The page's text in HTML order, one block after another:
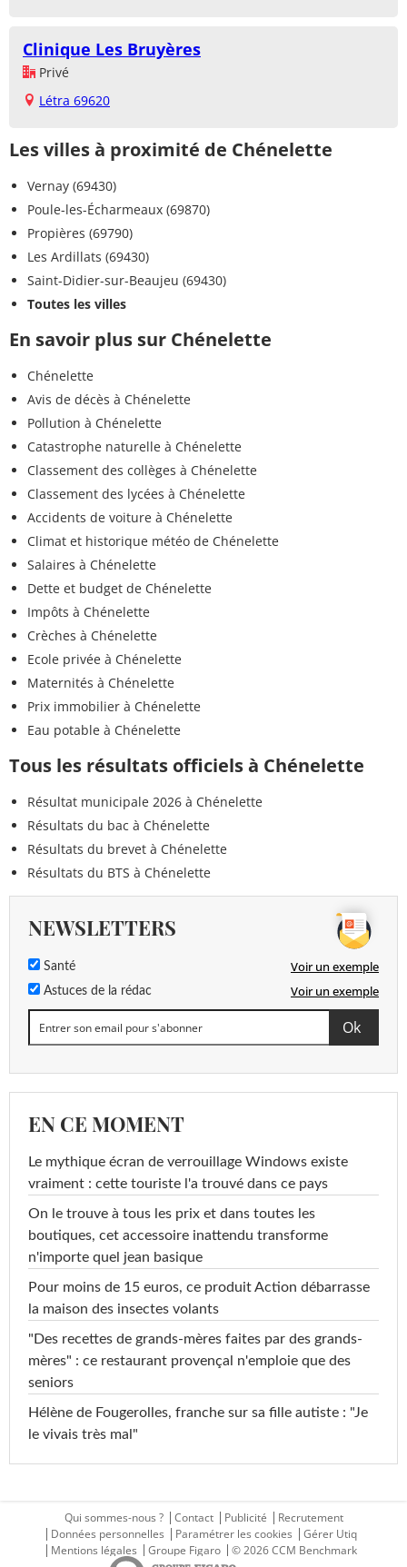
Clinique Les Bruyères
Privé
Létra 69620
Les villes à proximité de Chénelette
Vernay (69430)
Poule-les-Écharmeaux (69870)
Propières (69790)
Les Ardillats (69430)
Saint-Didier-sur-Beaujeu (69430)
Toutes les villes
En savoir plus sur Chénelette
Chénelette
Avis de décès à Chénelette
Pollution à Chénelette
Catastrophe naturelle à Chénelette
Classement des collèges à Chénelette
Classement des lycées à Chénelette
Accidents de voiture à Chénelette
Climat et historique météo de Chénelette
Salaires à Chénelette
Dette et budget de Chénelette
Impôts à Chénelette
Crèches à Chénelette
Ecole privée à Chénelette
Maternités à Chénelette
Prix immobilier à Chénelette
Eau potable à Chénelette
Tous les résultats officiels à Chénelette
Résultat municipale 2026 à Chénelette
Résultats du bac à Chénelette
Résultats du brevet à Chénelette
Résultats du BTS à Chénelette
NEWSLETTERS
Santé Voir un exemple
Astuces de la rédac Voir un exemple
EN CE MOMENT
Le mythique écran de verrouillage Windows existe
vraiment : cette touriste l'a trouvé dans ce pays
On le trouve à tous les prix et dans toutes les
boutiques, cet accessoire inattendu transforme
n'importe quel jean basique
Pour moins de 15 euros, ce produit Action débarrasse
la maison des insectes volants
"Des recettes de grands-mères faites par des grands-
mères" : ce restaurant provençal n'emploie que des
seniors
Hélène de Fougerolles, franche sur sa fille autiste : "Je
le vivais très mal"
Qui sommes-nous ? Contact Publicité
Recrutement
Données personnelles
Paramétrer les cookies
Gérer Utiq
Mentions légales
Groupe Figaro © 2026 CCM Benchmark